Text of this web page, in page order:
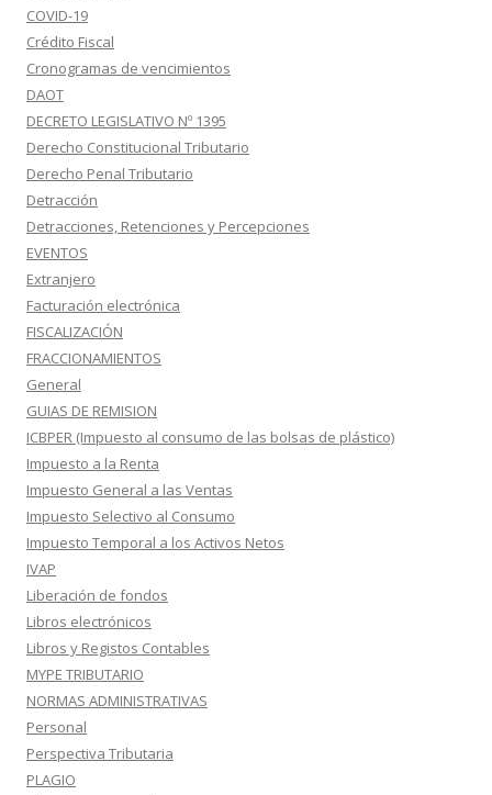
COVID-19
Crédito Fiscal
Cronogramas de vencimientos
DAOT
DECRETO LEGISLATIVO Nº 1395
Derecho Constitucional Tributario
Derecho Penal Tributario
Detracción
Detracciones, Retenciones y Percepciones
EVENTOS
Extranjero
Facturación electrónica
FISCALIZACIÓN
FRACCIONAMIENTOS
General
GUIAS DE REMISION
ICBPER (Impuesto al consumo de las bolsas de plástico)
Impuesto a la Renta
Impuesto General a las Ventas
Impuesto Selectivo al Consumo
Impuesto Temporal a los Activos Netos
IVAP
Liberación de fondos
Libros electrónicos
Libros y Registos Contables
MYPE TRIBUTARIO
NORMAS ADMINISTRATIVAS
Personal
Perspectiva Tributaria
PLAGIO